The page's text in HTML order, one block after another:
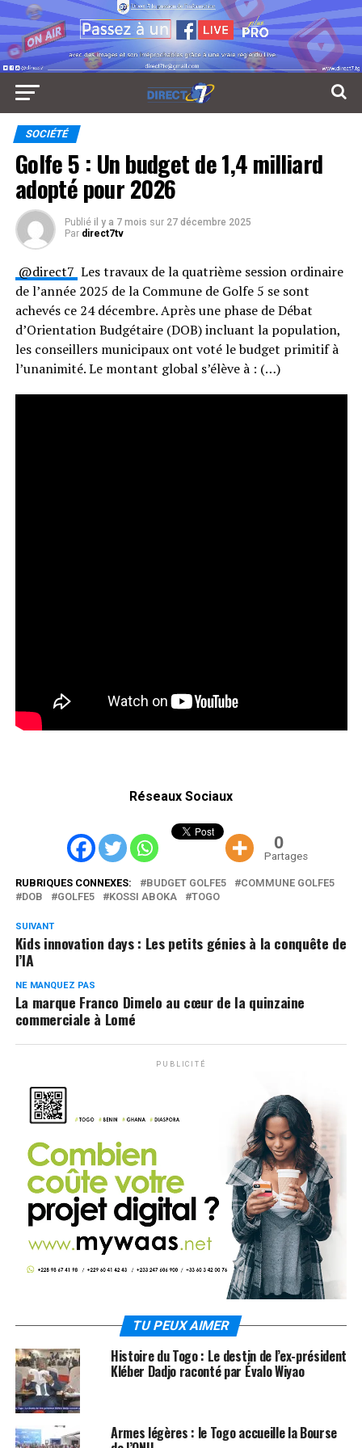
SOCIÉTÉ
Golfe 5 : Un budget de 1,4 milliard
adopté pour 2026
Publié il y a 7 mois sur 27 décembre 2025
Par direct7tv
⁨@direct7⁩ Les travaux de la quatrième session ordinaire
de l’année 2025 de la Commune de Golfe 5 se sont
achevés ce 24 décembre. Après une phase de Débat
d’Orientation Budgétaire (DOB) incluant la population,
les conseillers municipaux ont voté le budget primitif à
l’unanimité. Le montant global s’élève à : (…)
Réseaux Sociaux
0
Partages
RUBRIQUES CONNEXES: BUDGET GOLFE5
COMMUNE GOLFE5
DOB
GOLFE5 KOSSI ABOKA TOGO
SUIVANT
Kids innovation days : Les petits génies à la conquête de
l’IA
NE MANQUEZ PAS
La marque Franco Dimelo au cœur de la quinzaine
commerciale à Lomé
PUBLICITÉ
TU PEUX AIMER
Histoire du Togo : Le destin de l’ex-président
Kléber Dadjo raconté par Évalo Wiyao
Armes légères : le Togo accueille la Bourse